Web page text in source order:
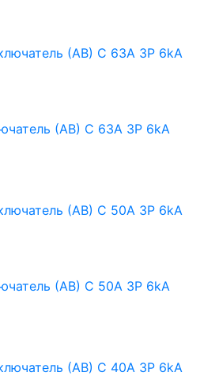
(АВ) C 63A 3P 6kA
(АВ) C 50A 3P 6kA